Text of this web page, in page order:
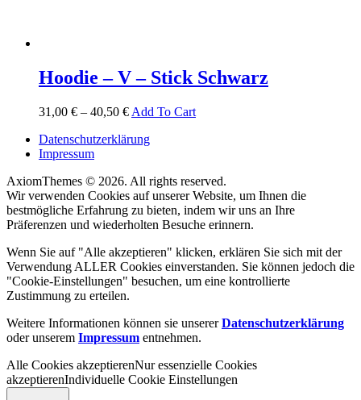
Hoodie – V – Stick Schwarz
31,00 € – 40,50 € Add To Cart
Datenschutzerklärung
Impressum
AxiomThemes © 2026. All rights reserved.
Wir verwenden Cookies auf unserer Website, um Ihnen die
bestmögliche Erfahrung zu bieten, indem wir uns an Ihre
Präferenzen und wiederholten Besuche erinnern.
Wenn Sie auf "Alle akzeptieren" klicken, erklären Sie sich mit der
Verwendung ALLER Cookies einverstanden. Sie können jedoch die
"Cookie-Einstellungen" besuchen, um eine kontrollierte
Zustimmung zu erteilen.
Weitere Informationen können sie unsererDatenschutzerklärung
oder unserem Impressum entnehmen.
Alle Cookies akzeptierenNur essenzielle Cookies
akzeptierenIndividuelle Cookie Einstellungen